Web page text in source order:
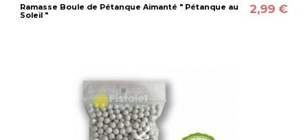
Ramasse Boule de Pétanque Aimanté " Pétanque au
Soleil "
2,99 €